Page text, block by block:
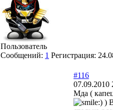
Пользователь
Сообщений: 1 Регистрация:
#116
07.09.2010
Мда (
)